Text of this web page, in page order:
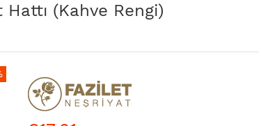
(Kahve Rengi)